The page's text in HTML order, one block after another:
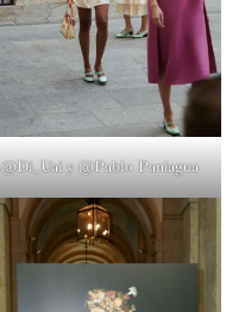
@Di_Uai y @Pablo Paniagua